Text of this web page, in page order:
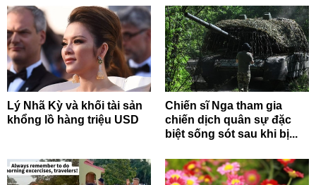
Lý Nhã Kỳ và khối tài sản
khổng lồ hàng triệu USD
Chiến sĩ Nga tham gia
chiến dịch quân sự đặc
biệt sống sót sau khi bị...